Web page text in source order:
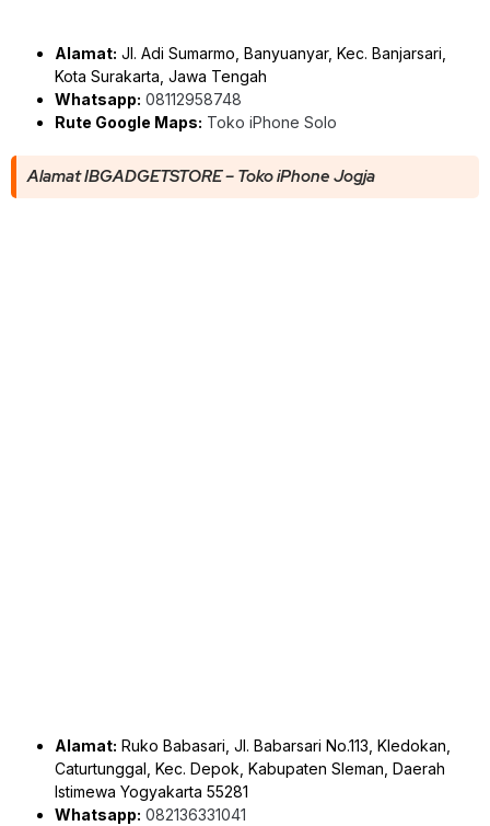
Alamat: Jl. Adi Sumarmo, Banyuanyar, Kec. Banjarsari,
Kota Surakarta, Jawa Tengah
Whatsapp: 08112958748
Rute Google Maps: Toko iPhone Solo
Alamat IBGADGETSTORE – Toko iPhone Jogja
Alamat: Ruko Babasari, Jl. Babarsari No.113, Kledokan,
Caturtunggal, Kec. Depok, Kabupaten Sleman, Daerah
Istimewa Yogyakarta 55281
Whatsapp: 082136331041